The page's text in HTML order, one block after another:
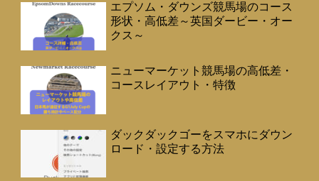
エプソム・ダウンズ競馬場のコース
形状・高低差～英国ダービー・オー
クス～
ニューマーケット競馬場の高低差・
コースレイアウト・特徴
ダックダックゴーをスマホにダウン
ロード・設定する方法